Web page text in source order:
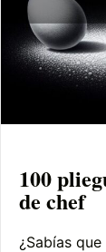
100
de chef
¿Sabías